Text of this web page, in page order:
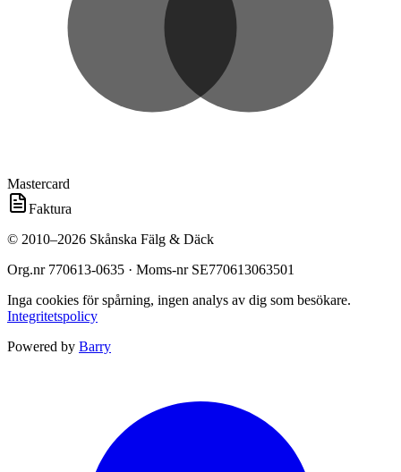
Mastercard
Faktura
© 2010–2026 Skånska Fälg & Däck
Org.nr 770613-0635 · Moms-nr SE770613063501
Inga cookies för spårning, ingen analys av dig som besökare.
Integritetspolicy
Powered by Barry